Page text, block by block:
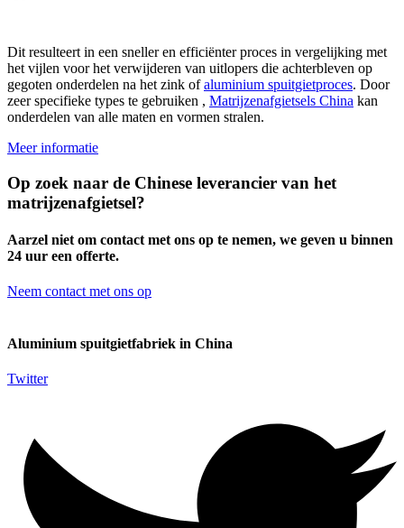
Dit resulteert in een sneller en efficiënter proces in vergelijking met
het vijlen voor het verwijderen van uitlopers die achterbleven op
gegoten onderdelen na het zink ofaluminium spuitgietproces. Door
zeer specifieke types te gebruiken , Matrijzenafgietsels China kan
onderdelen van alle maten en vormen stralen.
Meer informatie
Op zoek naar de Chinese leverancier van het
matrijzenafgietsel?
Aarzel niet om contact met ons op te nemen, we geven u binnen
24 uur een offerte.
Neem contact met ons op
Aluminium spuitgietfabriek in China
Twitter